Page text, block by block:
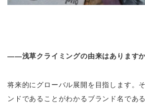
――浅草クライミングの由来はあります
将来的にグローバル展開を目指します。
ンドであることがわかるブランド名であ